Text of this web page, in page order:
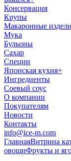
Консервация
Крупы
Макаронные
Мука
Бульоны
Сахар
Специи
Японская кухня+
Ингредиенты
Соевый соус
О компании
Покупателям
Новости
Контакты
info@ice-m.com
ГлавнаяВитрина
овощиФрукты и